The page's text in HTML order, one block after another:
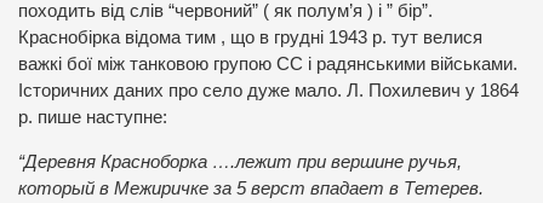
походить від слів “червоний” ( як полум’я ) і ” бір”.
Краснобірка відома тим , що в грудні 1943 р. тут велися
важкі бої між танковою групою СС і радянськими військами.
Історичних даних про село дуже мало. Л. Похилевич у 1864
р. пише наступне:
“Деревня Красноборка ….лежит при вершине ручья,
который в Межиричке за 5 верст впадает в Тетерев.